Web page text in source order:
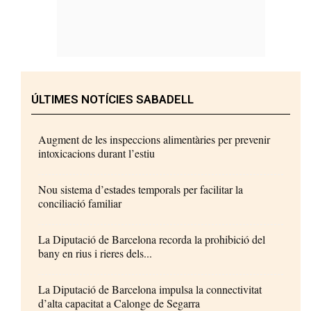
ÚLTIMES NOTÍCIES SABADELL
Augment de les inspeccions alimentàries per prevenir
intoxicacions durant l’estiu
Nou sistema d’estades temporals per facilitar la
conciliació familiar
La Diputació de Barcelona recorda la prohibició del
bany en rius i rieres dels...
La Diputació de Barcelona impulsa la connectivitat
d’alta capacitat a Calonge de Segarra